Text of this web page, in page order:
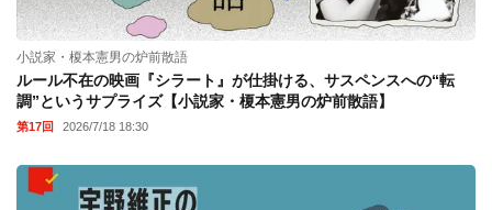
小説家・榎本憲男の炉前散語
ルール不在の映画『シラート』が仕掛ける、サスペンスへの“転
調”というサプライズ【小説家・榎本憲男の炉前散語】
第17回 2026/7/18 18:30